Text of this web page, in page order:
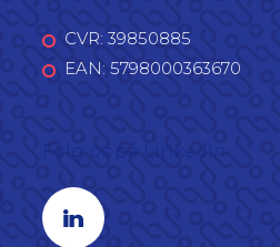
CVR: 39850885
EAN: 5798000363670
Linkedin profil